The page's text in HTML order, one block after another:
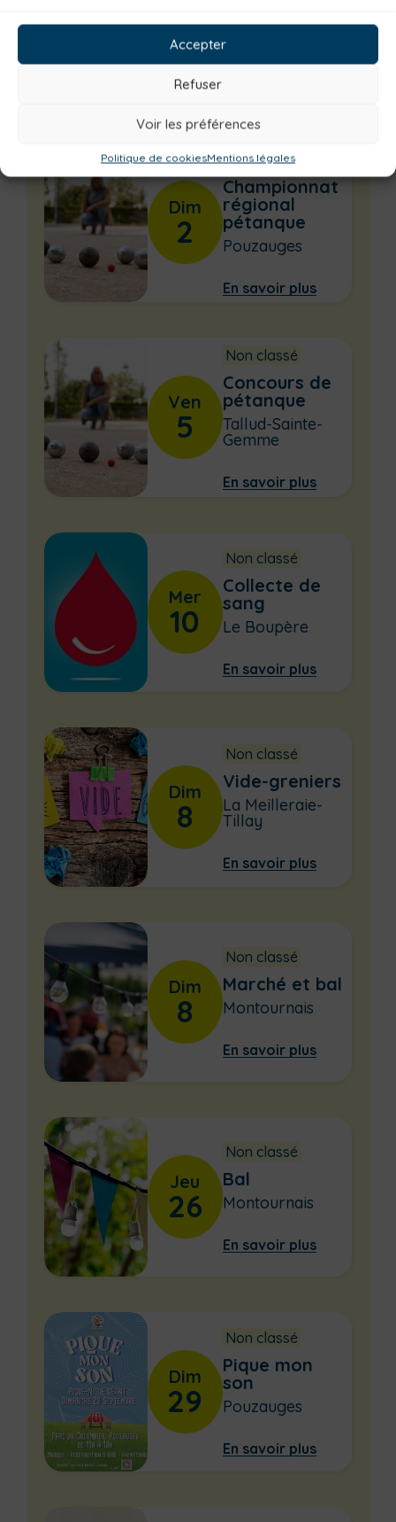
Accepter
Refuser
Voir les préférences
Politique de cookiesMentions légales
1
pétanque
Pouzauges
Dim
2
Non classé
Championnat
régional
pétanque
Pouzauges
En savoir plus
Ven
5
Non classé
Concours de
pétanque
Tallud-Sainte-
Gemme
En savoir plus
Mer
10
Non classé
Collecte de
sang
Le Boupère
En savoir plus
Dim
8
Non classé
Vide-greniers
La Meilleraie-
Tillay
En savoir plus
Dim
8
Non classé
Marché et bal
Montournais
En savoir plus
Jeu
26
Non classé
Bal
Montournais
En savoir plus
Dim
29
Non classé
Pique mon
son
Pouzauges
En savoir plus